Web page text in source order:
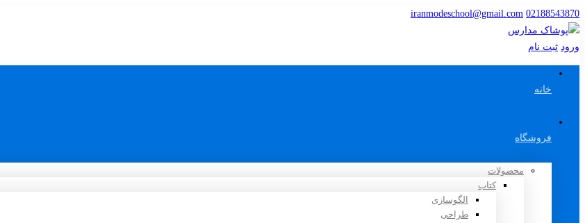
02188543870
iranmodeschool@gmail.com
ورود ثبت نام
خانه
فروشگاه
محصولات
کتاب
الگوسازی
طراحی